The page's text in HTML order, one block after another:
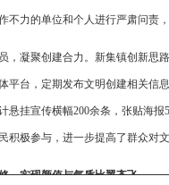
不力的单位和个人进行严肃问责
，凝聚创建合力。新集镇创新思
平台，定期发布文明创建相关信
悬挂宣传横幅200余条，张贴海
积极参与，进一步提高了群众对
，实现颜值与气质比翼齐飞